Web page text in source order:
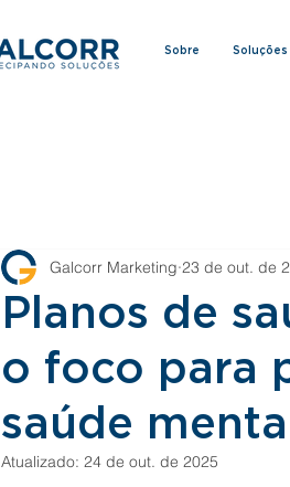
Sobre Soluções
Planos de
o foco para
saúde
Galcorr Marketing 23 de out. de
Atualizado: 24 de out. de 2025